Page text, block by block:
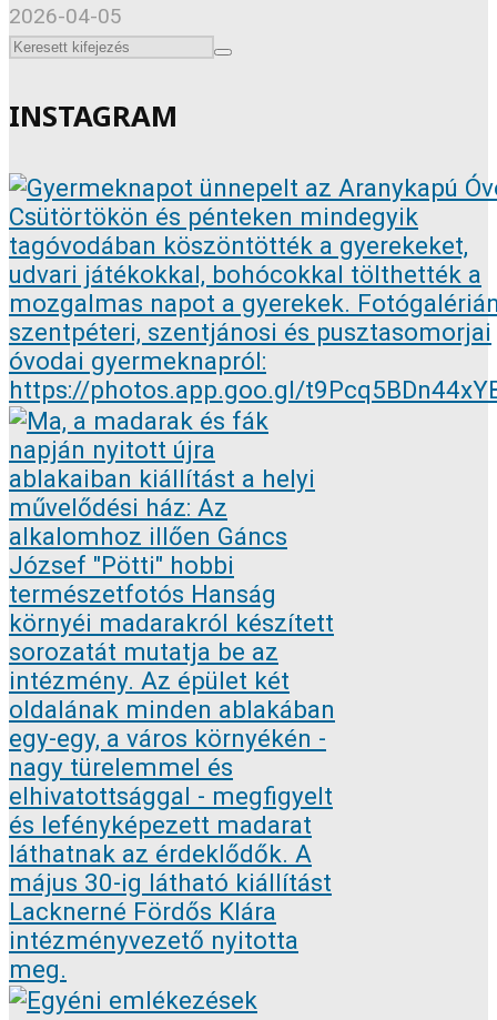
2026-04-05
INSTAGRAM